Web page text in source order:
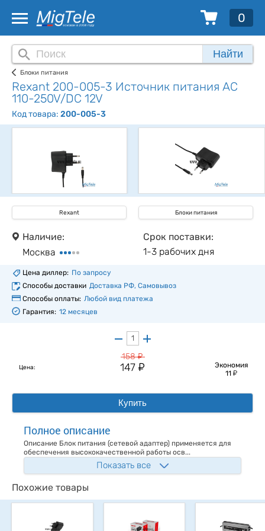
0
Найти
Блоки питания
Rexant 200-005-3 Источник питания AC
110-250V/DC 12V
Код товара: 200-005-3
Rexant Блоки питания
Наличие:
Москва
Срок поставки:
1-3 рабочих дня
Цена диллер: По запросу
Способы доставки Доставка РФ, Самовывоз
Способы оплаты: Любой вид платежа
Гарантия: 12 месяцев
Цена:
158у
147у
Экономия
11у
Купить
Полное описание
Описание Блок питания (сетевой адаптер) применяется для
обеспечения высококачественной работы осв...
Показать все
Похожие товары